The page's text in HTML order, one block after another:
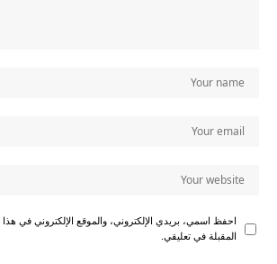
احفظ اسمي، بريدي الإلكتروني، والموقع الإلكتروني في
المقبلة في تعليقي.